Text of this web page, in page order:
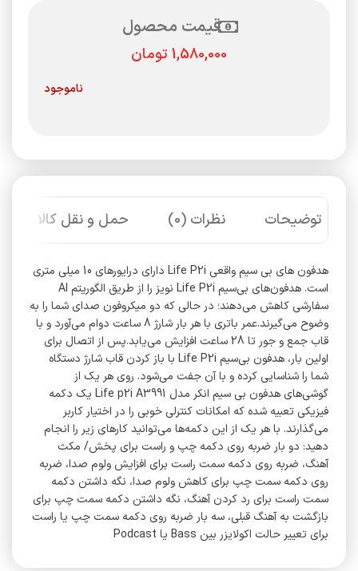
قیمت محصول
تومان
ناموجود
توضیحات نظرات (0) حمل و نقل کالا
هدفون های بی سیم واقعی Life P2i دارای درایورهای 10 میلی متری
است. هدفون‌های بی‌سیم Life P2i نویز را از طریق الگوریتم AI
سفارشی کاهش می‌دهند؛ در حالی که دو میکروفون صدای شما را به
وضوح می‌گیرند.عمر باتری با هر بار شارژ 8 ساعت دوام می‌آورد و با
قاب جمع و جور تا 28 ساعت افزایش می‌یابد.پس از اتصال برای
اولین بار، هدفون بی‌سیم Life P2i با باز کردن قاب شارژ دستگاه
شما را شناسایی کرده و با آن جفت می‌شود. روی هر یک از
گوشی‌های هدفون بی سیم انکر مدل Life p2i A3991 یک دکمه
فیزیکی تعبیه شده که امکانات کنترلی خوبی را در اختیار کاربر
می‌گذارند. با هر یک از این دکمه‌ها می‌توانید کارهای زیر را انجام
دهید: دو بار ضربه روی دکمه چپ و راست برای پخش/ مکث
آهنگ، ضربه روی دکمه سمت راست برای افزایش ولوم صدا، ضربه
روی دکمه سمت چپ برای کاهش ولوم صدا، نگه داشتن دکمه
سمت راست برای رد کردن آهنگ، نگه داشتن دکمه سمت چپ برای
بازگشت به آهنگ قبلی، سه بار ضربه روی دکمه سمت چپ یا راست
برای تعییر حالت اکولایزر بین Bass یا Podcast